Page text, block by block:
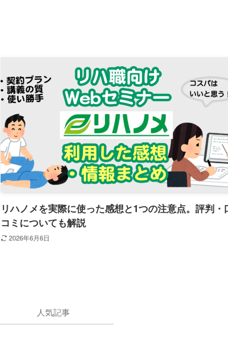
リハノメを実際に使った感想と1つの注意点。評判・
コミについても解説
2026年6月6日
人気記事